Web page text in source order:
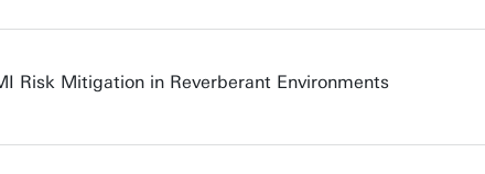
Risk Mitigation in Reverberant Environments